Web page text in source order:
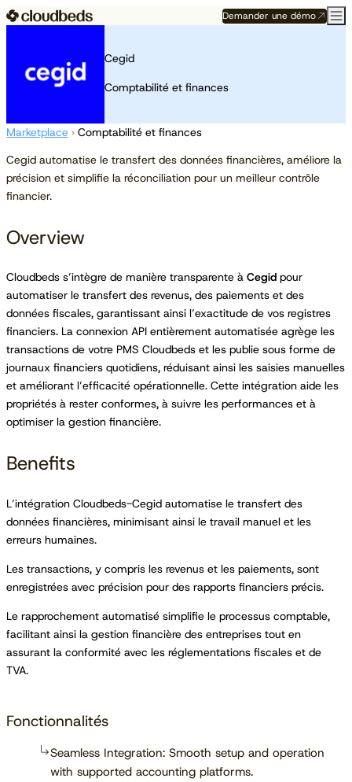
Demander une démo
Cegid
Comptabilité et finances
Marketplace › Comptabilité et finances
Cegid automatise le transfert des données financières, améliore la
précision et simplifie la réconciliation pour un meilleur contrôle
financier.
Overview
Cloudbeds s’intègre de manière transparente à Cegid pour
automatiser le transfert des revenus, des paiements et des
données fiscales, garantissant ainsi l’exactitude de vos registres
financiers. La connexion API entièrement automatisée agrège les
transactions de votre PMS Cloudbeds et les publie sous forme de
journaux financiers quotidiens, réduisant ainsi les saisies manuelles
et améliorant l’efficacité opérationnelle. Cette intégration aide les
propriétés à rester conformes, à suivre les performances et à
optimiser la gestion financière.
Benefits
L’intégration Cloudbeds-Cegid automatise le transfert des
données financières, minimisant ainsi le travail manuel et les
erreurs humaines.
Les transactions, y compris les revenus et les paiements, sont
enregistrées avec précision pour des rapports financiers précis.
Le rapprochement automatisé simplifie le processus comptable,
facilitant ainsi la gestion financière des entreprises tout en
assurant la conformité avec les réglementations fiscales et de
TVA.
Fonctionnalités
Seamless Integration: Smooth setup and operation
with supported accounting platforms.